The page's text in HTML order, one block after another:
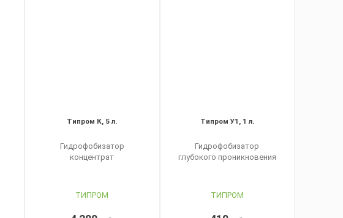
Типром К, 5 л.
Гидрофобизатор
концентрат
ТИПРОМ
Типром У1, 1 л.
Гидрофобизатор
глубокого проникновения
ТИПРОМ